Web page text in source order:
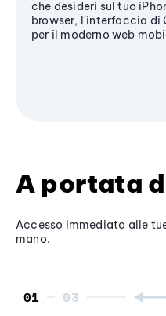
che desideri sul tuo
browser, l'interfaccia di
per il moderno web
A portata
Accesso immediato alle
mano.
01